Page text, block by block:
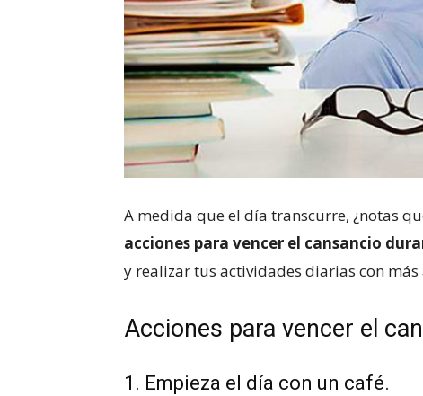
A medida que el día transcurre, ¿notas
acciones para vencer el cansancio
y realizar tus actividades diarias con más
Acciones para vencer el
1. Empieza el día con un café.